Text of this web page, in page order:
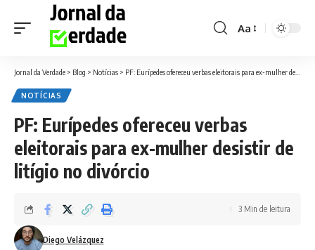
Font
Aa
Jornal da Verdade > Blog > Notícias > PF: Eurípedes ofereceu verbas eleitorais para ex-mulher desistir de litígio no divórcio
NOTÍCIAS
PF: Eurípedes ofereceu verbas
eleitorais para ex-mulher desistir de
litígio no divórcio
Diego Velázquez
3 Min de leitura